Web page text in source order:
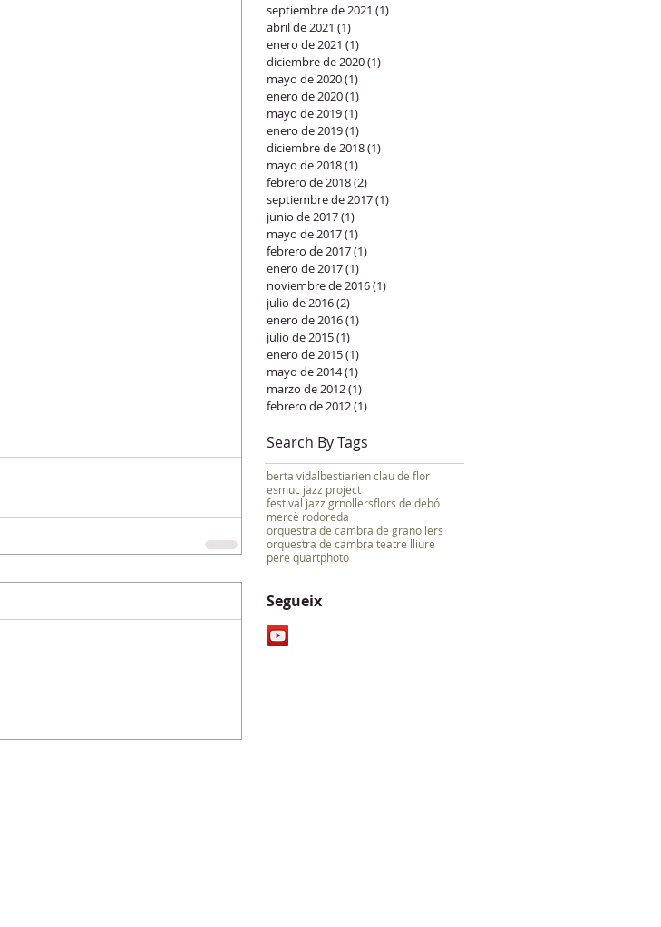
septiembre de 2021 (1)
abril de 2021 (1)
enero de 2021 (1)
diciembre de 2020(1)
mayo de 2020(1)
enero de 2020(1)
mayo de 2019(1)
enero de 2019(1)
diciembre de 2018(1)
mayo de 2018(1)
febrero de 2018(2)
septiembre de 2017(1)
junio de 2017(1)
mayo de 2017(1)
febrero de 2017(1)
enero de 2017(1)
noviembre de 2016(1)
julio de 2016(2)
enero de 2016(1)
julio de 2015(1)
enero de 2015(1)
mayo de 2014(1)
marzo de 2012(1)
febrero de 2012(1)
Search By Tags
berta vidalbestiarien clau de flor
esmuc jazz project
festival jazz grnollersflors de debó
mercè rodoreda
orquestra de cambra de granollers
orquestra de cambra teatre lliure
pere quartphoto
Segueix